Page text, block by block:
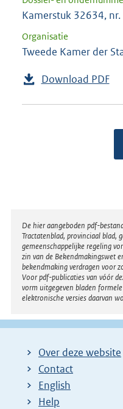
Kamerstuk 32634, nr.
Organisatie
Tweede Kamer der
Download PDF
Disclaimer
De hier aangeboden pdf-
Tractatenblad, provinciaal blad,
gemeenschappelijke regeling
zin van de Bekendmakingswet
bekendmaking verdragen voor
Voor pdf-publicaties van vóór
vorm uitgegeven bladen
elektronische versies daarvan
Over deze website
Contact
English
Help